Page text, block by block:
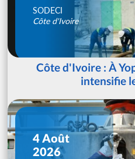
SODECI
Côte d'Ivoire
Côte d'Ivoire : À
intensifie
4 Août
2026